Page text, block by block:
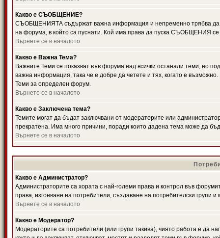
Какво е СЪОБЩЕНИЕ?
СЪОБЩЕНИЯТА съдържат важна информация и непременно трябва да
на форума, в който са пуснати. Кой има права да пуска СЪОБЩЕНИЯ се
Върнете се в началото
Какво е Важна Тема?
Важните Теми се показват във форума над всички останали теми,
важна информация, така че е добре да четете и тях, когато е
Теми за определен форум.
Върнете се в началото
Какво е Заключена тема?
Темите могат да бъдат заключвани от модераторите или
прекратена. Има много причини, поради които дадена тема може да
Върнете се в началото
Какво е Администратор?
Администраторите са хората с най-големи права и контрол във
права, изгонване на потребители, създаване на потребителски групи
Върнете се в началото
Какво е Модератор?
Модераторите са потребители (или групи такива), чиято работа е да